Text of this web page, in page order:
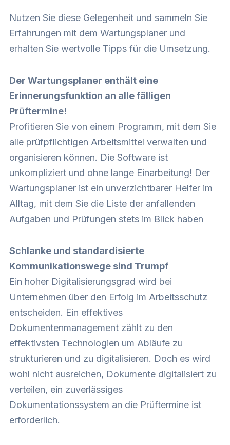
Nutzen Sie diese Gelegenheit und sammeln Sie
Erfahrungen mit dem Wartungsplaner und
erhalten Sie wertvolle Tipps für die Umsetzung.
Der Wartungsplaner enthält eine
Erinnerungsfunktion an alle fälligen
Prüftermine!
Profitieren Sie von einem Programm, mit dem Sie
alle prüfpflichtigen Arbeitsmittel verwalten und
organisieren können. Die Software ist
unkompliziert und ohne lange Einarbeitung! Der
Wartungsplaner ist ein unverzichtbarer Helfer im
Alltag, mit dem Sie die Liste der anfallenden
Aufgaben und Prüfungen stets im Blick haben
Schlanke und standardisierte
Kommunikationswege sind Trumpf
Ein hoher Digitalisierungsgrad wird bei
Unternehmen über den Erfolg im Arbeitsschutz
entscheiden. Ein effektives
Dokumentenmanagement zählt zu den
effektivsten Technologien um Abläufe zu
strukturieren und zu digitalisieren. Doch es wird
wohl nicht ausreichen, Dokumente digitalisiert zu
verteilen, ein zuverlässiges
Dokumentationssystem an die Prüftermine ist
erforderlich.